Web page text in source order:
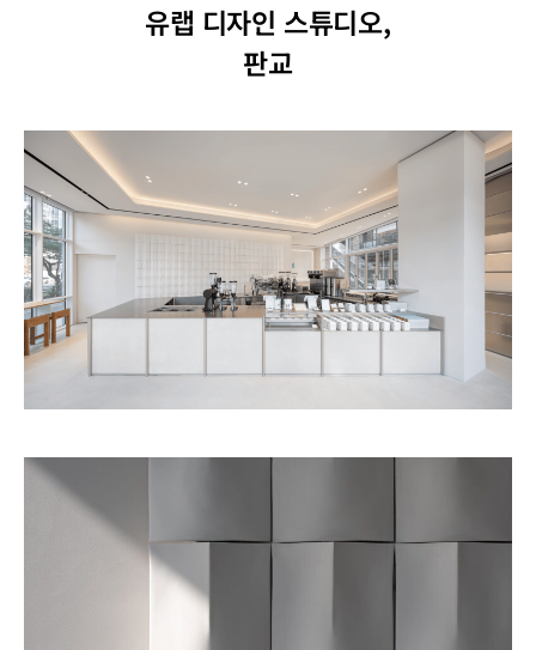
유랩 디자인 스튜디오,
판교